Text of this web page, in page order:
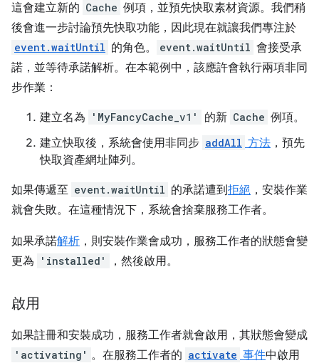
這會建立新的 Cache 例項，並預先快取素材資源。我們稍
後會進一步討論預先快取功能，因此現在就讓我們專注於
event.waitUntil 的角色。 event.waitUntil 會接受承
諾，並等待承諾解析。在本範例中，該應許會執行兩項非同
步作業：
建立名為 'MyFancyCache_v1' 的新 Cache 例項。
建立快取後，系統會使用非同步 addAll 方法 ，預先
快取資產網址陣列。
如果傳遞至 event.waitUntil 的承諾遭到拒絕 ，安裝作業
就會失敗。在這種情況下，系統會捨棄服務工作者。
如果承諾解析 ，則安裝作業會成功，服務工作者的狀態會變
更為
'installed' ，然後啟用。
啟用
如果註冊和安裝成功，服務工作者就會啟用，其狀態會變成
'activating' 。在服務工作者的 activate 事件中啟用